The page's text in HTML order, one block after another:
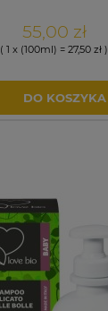
55,00 zł
( 1 x (100ml) = 27,50 zł )
DO KOSZYKA